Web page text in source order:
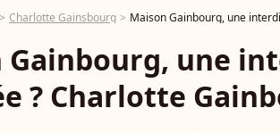
Charlotte Gainsbourg Maison Gainbourg, une
Gainbourg, une
? Charlotte